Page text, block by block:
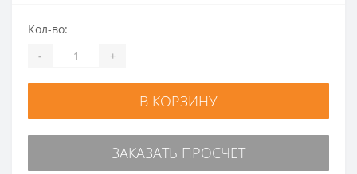
Кол-во:
- +
В КОРЗИНУ
ЗАКАЗАТЬ ПРОСЧЕТ